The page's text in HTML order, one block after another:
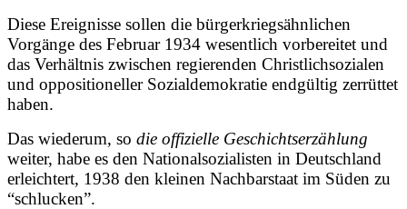
Diese Ereignisse sollen die bürgerkriegsähnlichen
Vorgänge des Februar 1934 wesentlich vorbereitet und
das Verhältnis zwischen regierenden Christlichsozialen
und oppositioneller Sozialdemokratie endgültig zerrüttet
haben.
Das wiederum, so die offizielle Geschichtserzählung
weiter, habe es den Nationalsozialisten in Deutschland
erleichtert, 1938 den kleinen Nachbarstaat im Süden zu
“schlucken”.